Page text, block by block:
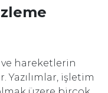
ve hareketlerin
Yazılımlar, işletim